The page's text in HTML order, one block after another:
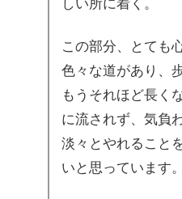
しい所に着く。
この部分、とても
色々な道があり、
もうそれほど長く
に流されず、気負
淡々とやれること
いと思っています。